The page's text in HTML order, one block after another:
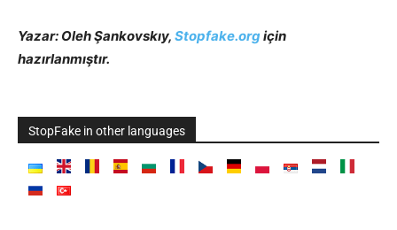
Yazar: Oleh Şankovskıy, Stopfake.orgiçin
hazırlanmıştır.
StopFake in other languages